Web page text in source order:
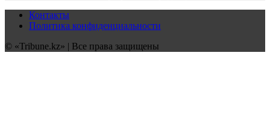
Контакты
Политика конфиденциальности
© «Tribune.kz» | Все права защищены